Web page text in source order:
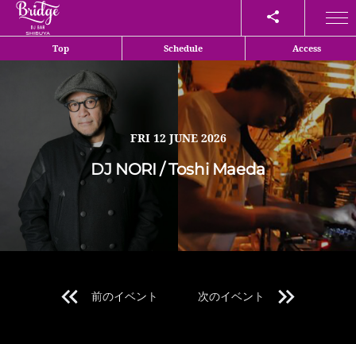
Top Schedule Access
Share
FRI 12 JUNE 2026
DJ NORI / Toshi Maeda
前のイベント 次のイベント